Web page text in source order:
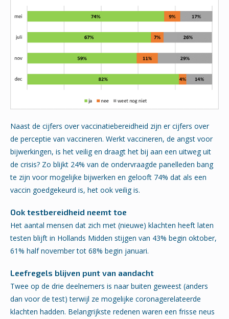
Naast de cijfers over vaccinatiebereidheid zijn er cijfers over
de perceptie van vaccineren. Werkt vaccineren, de angst voor
bijwerkingen, is het veilig en draagt het bij aan een uitweg uit
de crisis? Zo blijkt 24% van de ondervraagde panelleden bang
te zijn voor mogelijke bijwerken en gelooft 74% dat als een
vaccin goedgekeurd is, het ook veilig is.
Ook testbereidheid neemt toe
Het aantal mensen dat zich met (nieuwe) klachten heeft laten
testen blijft in Hollands Midden stijgen van 43% begin oktober,
61% half november tot 68% begin januari.
Leefregels blijven punt van aandacht
Twee op de drie deelnemers is naar buiten geweest (anders
dan voor de test) terwijl ze mogelijke coronagerelateerde
klachten hadden. Belangrijkste redenen waren een frisse neus